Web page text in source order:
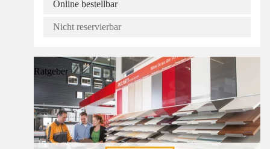
Online bestellbar
Nicht reservierbar
Ratgeber